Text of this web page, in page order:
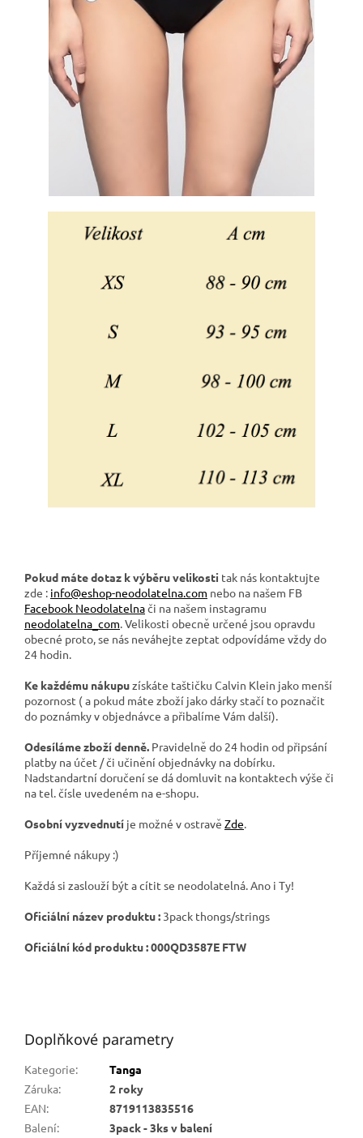
Pokud máte dotaz k výběru velikosti tak nás kontaktujte
zde : info@eshop-neodolatelna.com nebo na našem FB
Facebook Neodolatelnači na našem instagramu
neodolatelna_com. Velikosti obecně určené jsou opravdu
obecné proto, se nás neváhejte zeptat odpovídáme vždy do
24 hodin.
Ke každému nákupuzískáte taštičku Calvin Klein jako menší
pozornost ( a pokud máte zboží jako dárky stačí to poznačit
do poznámky v objednávce a přibalíme Vám další).
Odesíláme zboží denně. Pravidelně do 24 hodin od připsání
platby na účet / či učinění objednávky na dobírku.
Nadstandartní doručení se dá domluvit na kontaktech výše či
na tel. čísle uvedeném na e-shopu.
Osobní vyzvednutí je možné v ostravě Zde.
Příjemné nákupy :)
Každá si zaslouží být a cítit se neodolatelná. Ano i Ty!
Oficiální název produktu : 3pack thongs/strings
Oficiální kód produktu : 000QD3587E FTW
Doplňkové parametry
Kategorie:
Tanga
Záruka:
2 roky
EAN:
8719113835516
Balení:
3pack - 3ks v balení